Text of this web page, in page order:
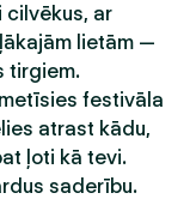
cilvēkus, ar
lietām —
tirgiem.
festivāla
atrast kādu,
ļoti kā tevi.
saderību.